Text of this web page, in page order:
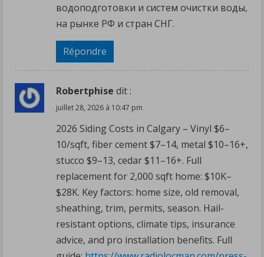
водоподготовки и систем очистки воды,
на рынке РФ и стран СНГ.
Répondre
Robertphise dit :
juillet 28, 2026 à 10:47 pm
2026 Siding Costs in Calgary – Vinyl $6–
10/sqft, fiber cement $7–14, metal $10–16+,
stucco $9–13, cedar $11–16+. Full
replacement for 2,000 sqft home: $10K–
$28K. Key factors: home size, old removal,
sheathing, trim, permits, season. Hail-
resistant options, climate tips, insurance
advice, and pro installation benefits. Full